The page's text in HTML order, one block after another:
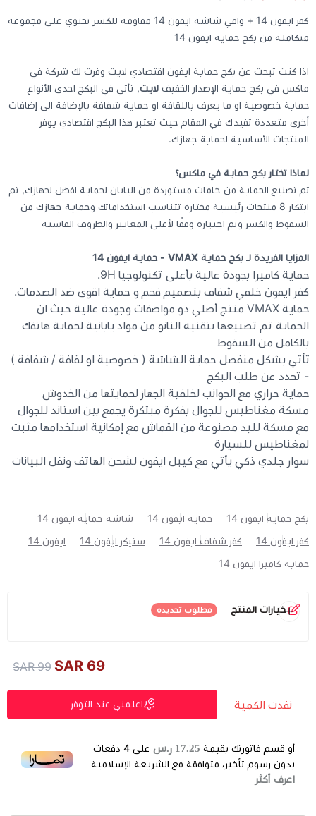
كيبوردات
الكابلات والمحولات
وصلات الوسائط و موزع يو اس بي Hub
كفر ايفون 14 + واقي شاشة ايفون 14 مقاومة للكسر تحتوي على مجموعة
متكاملة من بكج حماية ايفون 14
اذا كنت تبحث عن بكج حماية ايفون اقتصادي لايت وفرت لك شركة في
ماكس في بكج حماية الإصدار الخفيفلايت, تأتي في البكج احدى الأنواع
حماية خصوصية او ما يعرف باللقافة او حماية شفافة بالإضافة الى إضافات
أخرى متعددة تفيدك في المقام حيث تعتبر هذا البكج اقتصادي يوفر
المنتجات الأساسية لحماية جهازك.
لماذا تختار بكج حماية في ماكس؟
تم تصنيع الحماية من خامات مستوردة من اليابان لحماية افضل لجهازك, تم
ابتكار 8 منتجات رئيسية مختارة تتناسب استخداماتك وحماية جهازك من
السقوط والكسر وتم اختباره وفقًا لأعلى المعايير والظروف القاسية
المزايا الفريدة لـ بكج حماية VMAX - حماية ايفون 14
حماية كاميرا بجودة عالية بأعلى تكنولوجيا 9H.
كفر ايفون خلفي شفاف بتصميم فخم و حماية اقوى ضد الصدمات.
حماية VMAX منتج أصلي ذو مواصفات وجودة عالية حيث ان
الحماية تم تصنيعها بتقنية النانو من مواد يابانية لحماية هاتفك
بالكامل من السقوط
تأتي بشكل منفصل حماية الشاشة ( خصوصية او لقافة / شفافة )
- تحدد عن طلب البكج
حماية حراري مع الجوانب لخلفية الجهاز لحمايتها من الخدوش
مسكة مغناطيس للجوال بفكرة مبتكرة يجمع بين استاند للجوال
مع مسكة لليد مصنوعة من القماش مع إمكانية استخدامها مثبت
لمغناطيس للسيارة
سوار جلدي ذكي يأتي مع كيبل ايفون لشحن الهاتف ونقل البيانات
بكج حماية ايفون 14 حماية ايفون 14 شاشة حماية ايفون 14
كفر ايفون 14 كفر شفاف ايفون 14 ستيكر ايفون 14 ايفون 14
حماية كاميرا ايفون 14
خيارات المنتج مطلوب تحديده
69 SAR
99 SAR
نفدت الكمية اعلمني عند التوفر
أو قسم فاتورتك بقيمة17.25 ر.س على 4دفعات
بدون رسوم تأخير، متوافقة مع الشريعة الإسلامية
اعرف أكثر